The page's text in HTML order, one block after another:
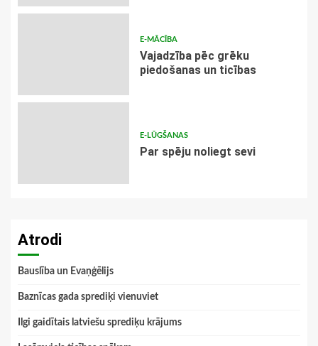
E-MĀCĪBA
Vajadzība pēc grēku
piedošanas un ticības
E-LŪGŠANAS
Par spēju noliegt sevi
Atrodi
Bauslība un Evaņģēlijs
Baznīcas gada sprediķi vienuviet
Ilgi gaidītais latviešu sprediķu krājums